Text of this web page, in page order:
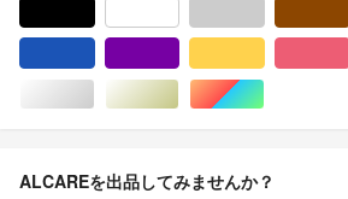
シルバー/銀色系ゴールド/金色系マルチカラー
ALCAREを出品してみませんか？